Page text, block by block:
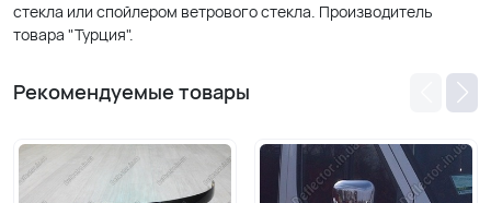
стекла или спойлером ветрового стекла. Производитель
товара "Турция".
Рекомендуемые товары